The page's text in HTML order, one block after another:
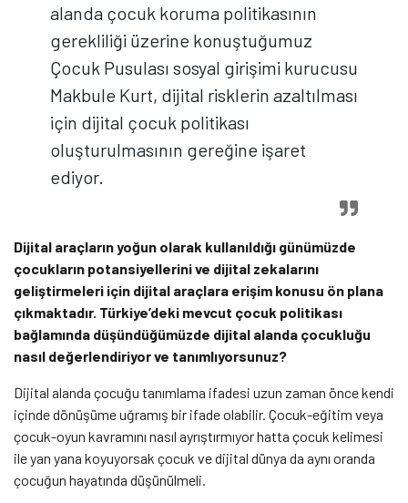
alanda çocuk koruma politikasının
gerekliliği üzerine konuştuğumuz
Çocuk Pusulası sosyal girişimi kurucusu
Makbule Kurt, dijital risklerin azaltılması
için dijital çocuk politikası
oluşturulmasının gereğine işaret
ediyor.
Dijital araçların yoğun olarak kullanıldığı günümüzde
çocukların potansiyellerini ve dijital zekalarını
geliştirmeleri için dijital araçlara erişim konusu ön plana
çıkmaktadır. Türkiye’deki mevcut çocuk politikası
bağlamında düşündüğümüzde dijital alanda çocukluğu
nasıl değerlendiriyor ve tanımlıyorsunuz?
Dijital alanda çocuğu tanımlama ifadesi uzun zaman önce kendi
içinde dönüşüme uğramış bir ifade olabilir. Çocuk-eğitim veya
çocuk-oyun kavramını nasıl ayrıştırmıyor hatta çocuk kelimesi
ile yan yana koyuyorsak çocuk ve dijital dünya da aynı oranda
çocuğun hayatında düşünülmeli.